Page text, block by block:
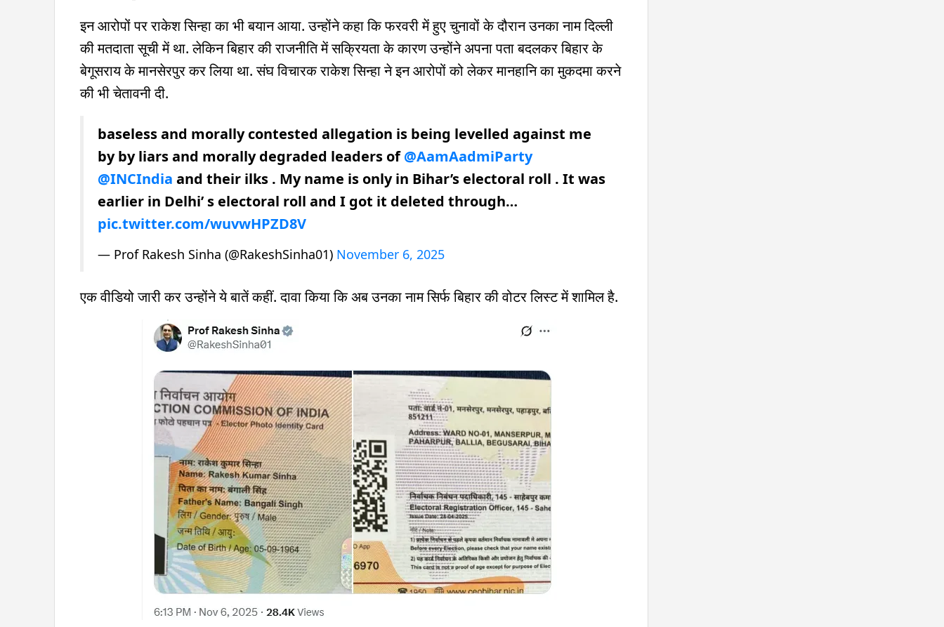
इन आरोपों पर राकेश सिन्हा का भी बयान आया. उन्होंने कहा कि फरवरी में हुए चुनावों के दौरान उनका नाम दिल्ली
की मतदाता सूची में था. लेकिन बिहार की राजनीति में सक्रियता के कारण उन्होंने अपना पता बदलकर बिहार के
बेगूसराय के मानसेरपुर कर लिया था. संघ विचारक राकेश सिन्हा ने इन आरोपों को लेकर मानहानि का मुकदमा करने
की भी चेतावनी दी.
baseless and morally contested allegation is being levelled against me
by by liars and morally degraded leaders of@AamAadmiParty
@INCIndia and their ilks . My name is only in Bihar’s electoral roll . It was
earlier in Delhi’ s electoral roll and I got it deleted through…
pic.twitter.com/wuvwHPZD8V
— Prof Rakesh Sinha (@RakeshSinha01) November 6, 2025
एक वीडियो जारी कर उन्होंने ये बातें कहीं. दावा किया कि अब उनका नाम सिर्फ बिहार की वोटर लिस्ट में शामिल है.